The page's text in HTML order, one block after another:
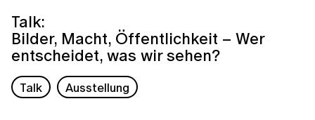
Talk:
Bilder, Macht, Öffentlichkeit – Wer
entscheidet, was wir sehen?
Talk Ausstellung